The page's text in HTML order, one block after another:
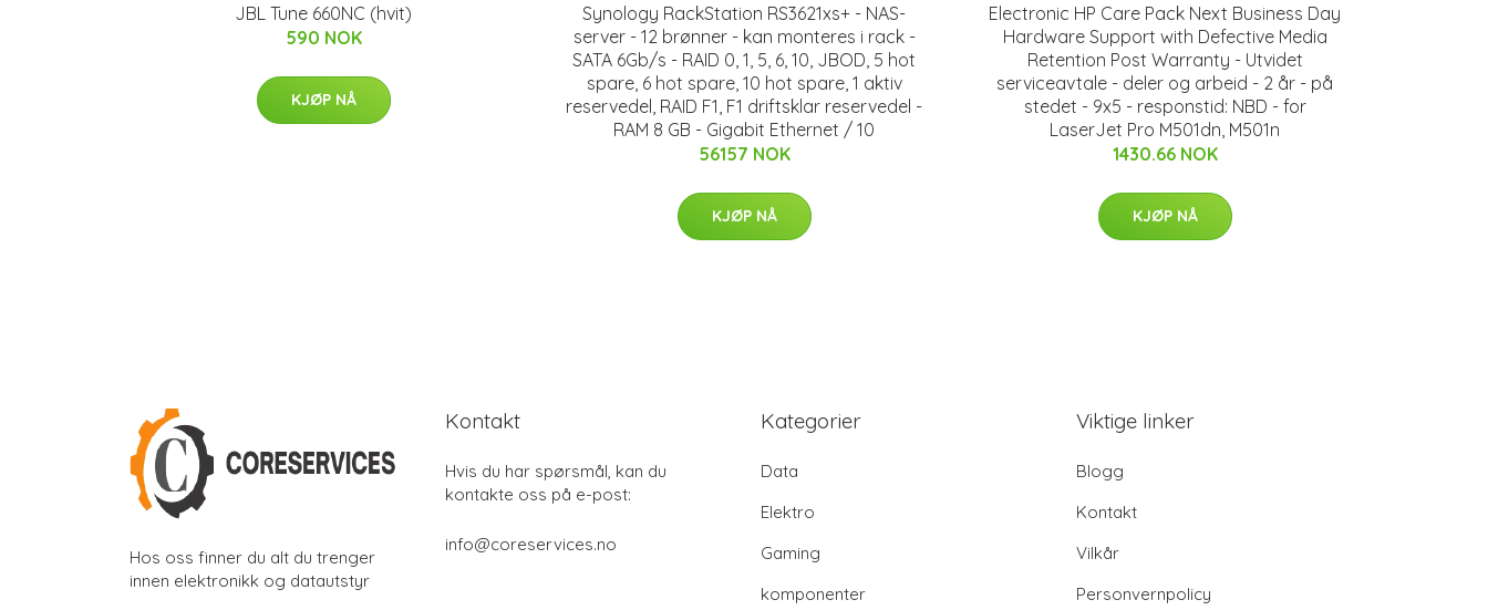
JBL Tune 660NC (hvit)
590 NOK
KJØP NÅ
Synology RackStation RS3621xs+ - NAS-
server - 12 brønner - kan monteres i rack -
SATA 6Gb/s - RAID 0, 1, 5, 6, 10, JBOD, 5 hot
spare, 6 hot spare, 10 hot spare, 1 aktiv
reservedel, RAID F1, F1 driftsklar reservedel -
RAM 8 GB - Gigabit Ethernet / 10
56157 NOK
KJØP NÅ
Electronic HP Care Pack Next Business Day
Hardware Support with Defective Media
Retention Post Warranty - Utvidet
serviceavtale - deler og arbeid - 2 år - på
stedet - 9x5 - responstid: NBD - for
LaserJet Pro M501dn, M501n
1430.66 NOK
KJØP NÅ
Hos oss finner du alt du trenger
innen elektronikk og datautstyr
Kontakt
Hvis du har spørsmål, kan du
kontakte oss på e-post:
info@coreservices.no
Kategorier
Data
Elektro
Gaming
komponenter
Viktige linker
Blogg
Kontakt
Vilkår
Personvernpolicy